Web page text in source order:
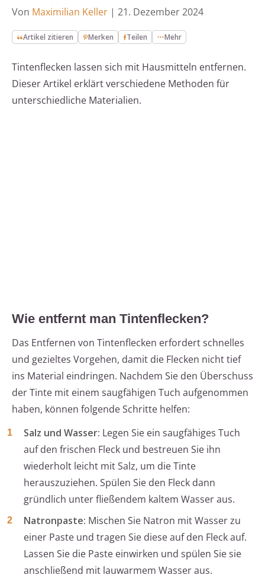
Von Maximilian Keller | 21. Dezember 2024
Artikel zitieren Merken Teilen Mehr
Tintenflecken lassen sich mit Hausmitteln entfernen.
Dieser Artikel erklärt verschiedene Methoden für
unterschiedliche Materialien.
Wie entfernt man Tintenflecken?
Das Entfernen von Tintenflecken erfordert schnelles
und gezieltes Vorgehen, damit die Flecken nicht tief
ins Material eindringen. Nachdem Sie den Überschuss
der Tinte mit einem saugfähigen Tuch aufgenommen
haben, können folgende Schritte helfen:
Salz und Wasser: Legen Sie ein saugfähiges Tuch
auf den frischen Fleck und bestreuen Sie ihn
wiederholt leicht mit Salz, um die Tinte
herauszuziehen. Spülen Sie den Fleck dann
gründlich unter fließendem kaltem Wasser aus.
Natronpaste: Mischen Sie Natron mit Wasser zu
einer Paste und tragen Sie diese auf den Fleck auf.
Lassen Sie die Paste einwirken und spülen Sie sie
anschließend mit lauwarmem Wasser aus.